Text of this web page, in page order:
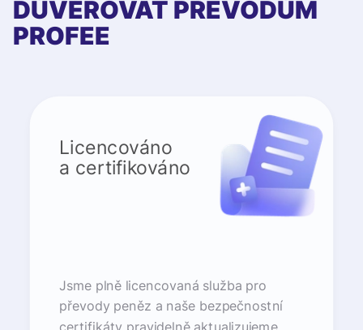
DŮVĚŘOVAT PŘEVODŮM
PROFEE
Licencováno
a certifikováno
Jsme plně licencovaná služba pro
převody peněz a naše bezpečnostní
certifikáty pravidelně aktualizujeme.